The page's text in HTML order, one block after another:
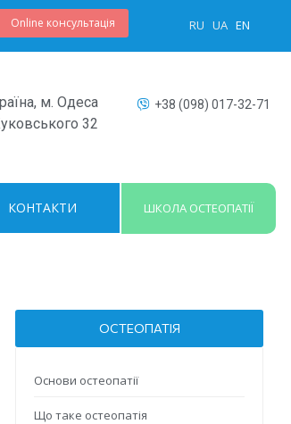
Online консультація RU UA EN
м. Одеса
32
+38 (098) 017-32-71
КОНТАКТИ ШКОЛА ОСТЕОПАТІЇ
ОСТЕОПАТІЯ
Основи остеопатії
Що таке остеопатія